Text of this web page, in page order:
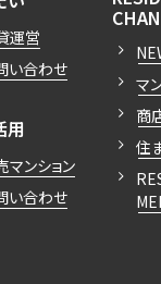
運営
い合わせ
用
マンション
い合わせ
マ
商
住